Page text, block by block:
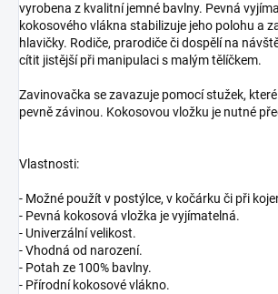
vyrobena z kvalitní jemné bavlny. Pevná
kokosového vlákna stabilizuje jeho polohu a
hlavičky. Rodiče, prarodiče či dospělí na
cítit jistější při manipulaci s malým tělíčkem.
Zavinovačka se zavazuje pomocí stužek,
pevně závinou. Kokosovou vložku je nutné
Vlastnosti:
- Možné použít v postýlce, v kočárku či při
- Pevná kokosová vložka je vyjímatelná.
- Univerzální velikost.
- Vhodná od narození.
- Potah ze 100% bavlny.
- Přírodní kokosové vlákno.